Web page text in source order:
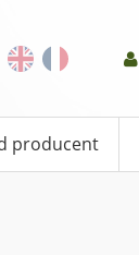
producent